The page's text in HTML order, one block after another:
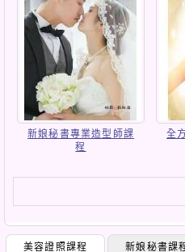
新娘秘書專業造型師課
程
全
美容證照課程 新娘秘書課